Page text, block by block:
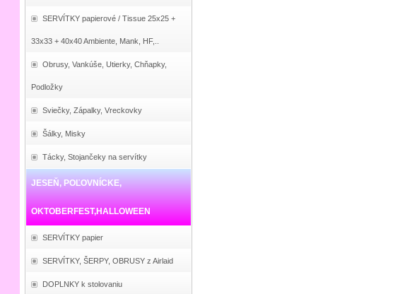
SERVÍTKY papierové / Tissue 25x25 +
33x33 + 40x40 Ambiente, Mank, HF,..
Obrusy, Vankúše, Utierky, Chňapky,
Podložky
Sviečky, Zápalky, Vreckovky
Šálky, Misky
Tácky, Stojančeky na servítky
JESEŇ, POĽOVNÍCKE,
OKTOBERFEST,HALLOWEEN
SERVÍTKY papier
SERVÍTKY, ŠERPY, OBRUSY z Airlaid
DOPLNKY k stolovaniu